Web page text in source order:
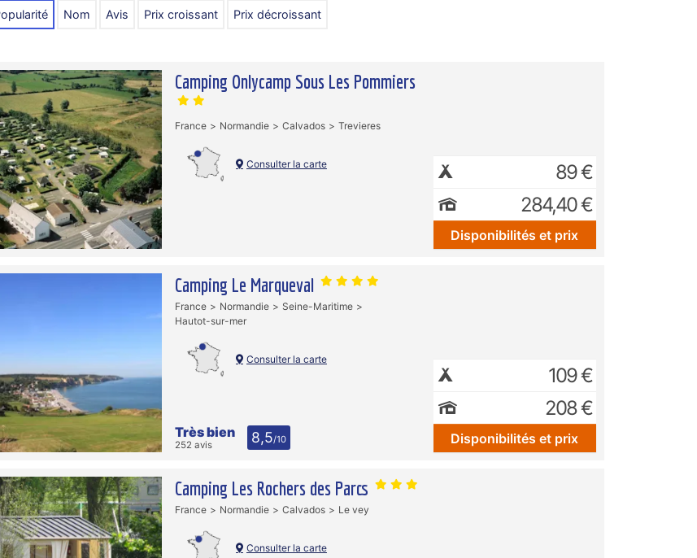
Popularité Nom Avis prix croissant prix décroissant
Camping Onlycamp Sous Les Pommiers
France Normandie Calvados Trevieres
Consulter la carte
89 €
284,40 €
Disponibilités et prix
Camping Le Marqueval
France Normandie
Seine-Maritime
Hautot-sur-mer
Consulter la carte
Très bien
252 avis 8,5/10
109 €
208 €
Disponibilités et prix
Camping Les Rochers des Parcs
France Normandie Calvados Le vey
Consulter la carte